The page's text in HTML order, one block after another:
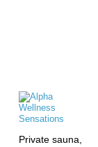
Private sauna,